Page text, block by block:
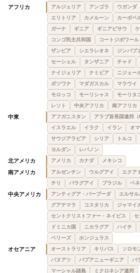
アフリカ アルジェリア アンゴラ ウガンダ
エリトリア
カメルーン カーボベ
ガーナ
ギニア ギニアビサウ
コンゴ民主共和国
コートジボワール
ザンビア
シエラレオネ ジンバブ
セーシェル
タンザニア チャド
ナイジェリア
ナミビア ニジェー
ボツワナ
マダガスカル マラウイ
モロッコ
モーリシャス モーリタ
レソト
中央アフリカ 南アフリカ
中東 アフガニスタン アラブ首長国連邦（
イスラエル
イラク イラン オ
サウジアラビア
シリア トルコ
ヨルダン
レバノン
北アメリカ アメリカ カナダ メキシコ
南アメリカ アルゼンチン ウルグアイ エクア
チリ
パラグアイ ブラジル ベ
中央アメリカ アンティグア・バーブーダ エルサ
グアテマラ
コスタリカ
ジャマイ
セントクリストファー・ネイビス
セ
ドミニカ国
ニカラグア ハイチ
ベリーズ
ホンジュラス
オセアニア オーストラリア キリバス ソロモ
バヌアツ
パプアニューギニア パ
マーシャル諸島
ミクロネシア連邦